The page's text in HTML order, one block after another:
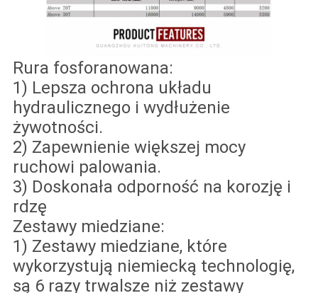
Rura fosforanowana:
1) Lepsza ochrona układu
hydraulicznego i wydłużenie
żywotności.
2) Zapewnienie większej mocy
ruchowi palowania.
3) Doskonała odporność na korozję i
rdzę
Zestawy miedziane:
1) Zestawy miedziane, które
wykorzystują niemiecką technologię,
są 6 razy trwalsze niż zestawy